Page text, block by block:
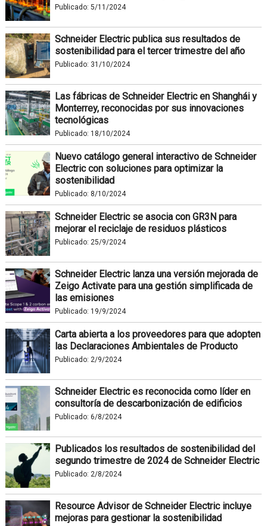
Publicado: 5/11/2024
Schneider Electric publica sus resultados de
sostenibilidad para el tercer trimestre del año
Publicado: 31/10/2024
Las fábricas de Schneider Electric en Shanghái y
Monterrey, reconocidas por sus innovaciones
tecnológicas
Publicado: 18/10/2024
Nuevo catálogo general interactivo de Schneider
Electric con soluciones para optimizar la
sostenibilidad
Publicado: 8/10/2024
Schneider Electric se asocia con GR3N para
mejorar el reciclaje de residuos plásticos
Publicado: 25/9/2024
Schneider Electric lanza una versión mejorada de
Zeigo Activate para una gestión simplificada de
las emisiones
Publicado: 19/9/2024
Carta abierta a los proveedores para que adopten
las Declaraciones Ambientales de Producto
Publicado: 2/9/2024
Schneider Electric es reconocida como líder en
consultoría de descarbonización de edificios
Publicado: 6/8/2024
Publicados los resultados de sostenibilidad del
segundo trimestre de 2024 de Schneider Electric
Publicado: 2/8/2024
Resource Advisor de Schneider Electric incluye
mejoras para gestionar la sostenibilidad